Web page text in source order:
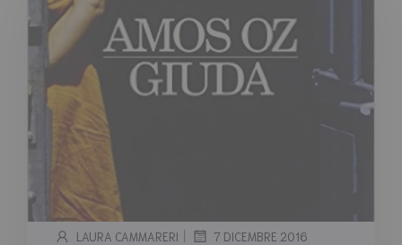
LAURA CAMMARERI | 7 DICEMBRE 2016